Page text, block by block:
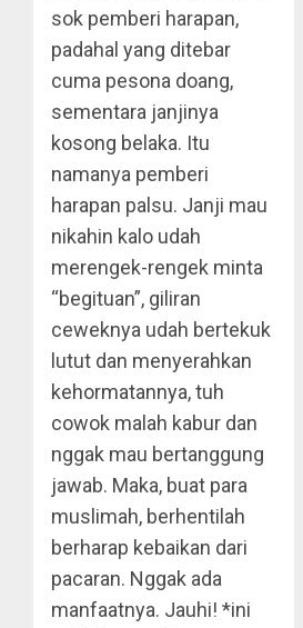
sok pemberi harapan,
padahal yang ditebar
cuma pesona doang,
sementara janjinya
kosong belaka. Itu
namanya pemberi
harapan palsu. Janji mau
nikahin kalo udah
merengek-rengek minta
“begituan”, giliran
ceweknya udah bertekuk
lutut dan menyerahkan
kehormatannya, tuh
cowok malah kabur dan
nggak mau bertanggung
jawab. Maka, buat para
muslimah, berhentilah
berharap kebaikan dari
pacaran. Nggak ada
manfaatnya. Jauhi! *ini